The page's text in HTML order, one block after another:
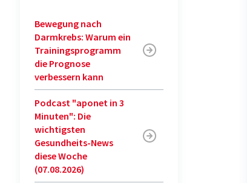
Bewegung nach
Darmkrebs: Warum ein
Trainingsprogramm
die Prognose
verbessern kann
Podcast "aponet in 3
Minuten": Die
wichtigsten
Gesundheits-News
diese Woche
(07.08.2026)